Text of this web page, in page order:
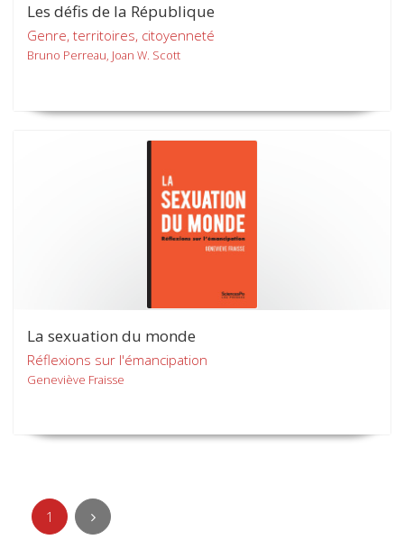
Les défis de la République
Genre, territoires, citoyenneté
Bruno Perreau, Joan W. Scott
La sexuation du monde
Réflexions sur l'émancipation
Geneviève Fraisse
1